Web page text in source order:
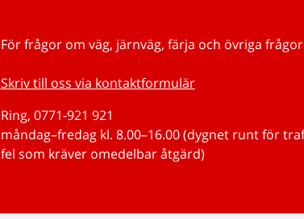
För frågor om väg, järnväg, färja och övriga
Skriv till oss via kontaktformulär
Ring, 0771-921 921
måndag–fredag kl. 8.00–16.00 (dygnet runt för
fel som kräver omedelbar åtgärd)